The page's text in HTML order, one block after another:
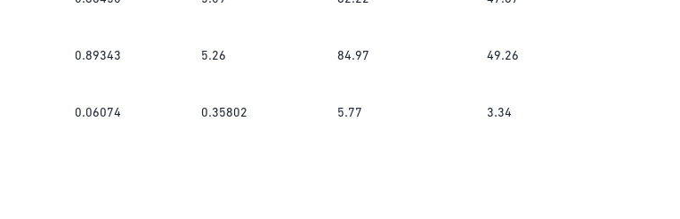
0.89343 5.26 84.97 49.26
0.06074 0.35802 5.77 3.34